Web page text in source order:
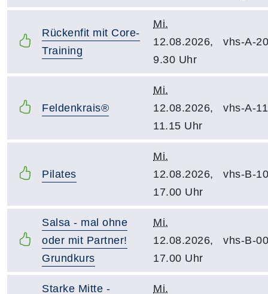
Rückenfit mit Core-
Training
Mi.
12.08.2026,
9.30 Uhr
vhs-A-
Feldenkrais®
Mi.
12.08.2026,
11.15 Uhr
vhs-A-
Pilates
Mi.
12.08.2026,
17.00 Uhr
vhs-B-
Salsa - mal ohne
oder mit Partner!
Grundkurs
Mi.
12.08.2026,
17.00 Uhr
vhs-B-
Starke Mitte -
Mi.